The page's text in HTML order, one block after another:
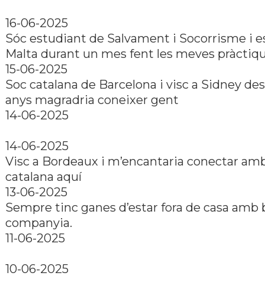
16-06-2025
Sóc estudiant de Salvament i Socorrisme i
Malta durant un mes fent les meves
15-06-2025
Soc catalana de Barcelona i visc a Sidney
anys magradria coneixer gent
14-06-2025
14-06-2025
Visc a Bordeaux i m’encantaria conectar
catalana aquí
13-06-2025
Sempre tinc ganes d’estar fora de casa amb
companyia.
11-06-2025
10-06-2025